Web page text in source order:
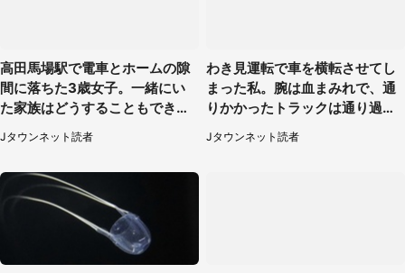
高田馬場駅で電車とホームの隙
間に落ちた3歳女子。一緒にい
た家族はどうすることもできな
くて...（埼玉県・50代女性）
Jタウンネット読者
わき見運転で車を横転させてし
まった私。腕は血まみれで、通
りかかったトラックは通り過ぎ
ていき...（福岡県・30代女性）
Jタウンネット読者